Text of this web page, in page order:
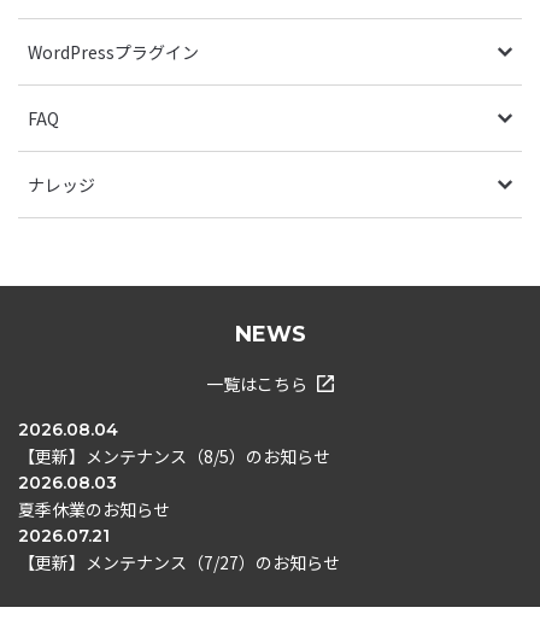
WordPressプラグイン
FAQ
ナレッジ
NEWS
一覧はこちら
2026.08.04
【更新】メンテナンス（8/5）のお知らせ
2026.08.03
夏季休業のお知らせ
2026.07.21
【更新】メンテナンス（7/27）のお知らせ